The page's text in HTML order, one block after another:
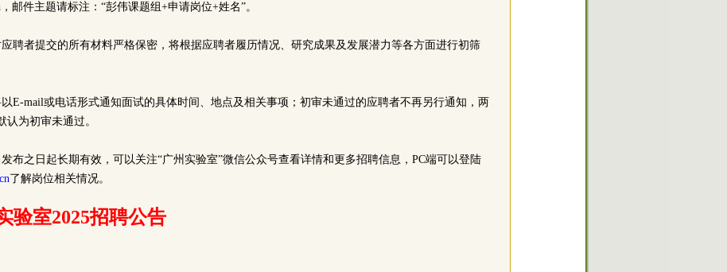
，邮件主题请标注：“彭伟课题组+申请岗位+姓名”。
聘者提交的所有材料严格保密，将根据应聘者履历情况、研究成果及发展潜力等各方面进行初筛
E-mail或电话形式通知面试的具体时间、地点及相关事项；初审未通过的应聘者不再另行通知，两
认为初审未通过。
布之日起长期有效，可以关注“广州实验室”微信公众号查看详情和更多招聘信息，PC端可以登陆
了解岗位相关情况。
验室2025招聘公告